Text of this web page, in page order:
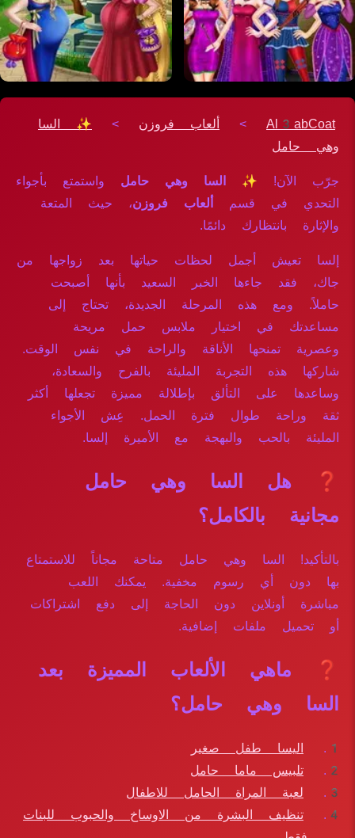
Al3abCoat
> ألعاب فروزن >
✨ السا
وهي حامل
جرّب الآن! ✨ السا وهي حامل واستمتع بأجواء
التحدي في قسم
ألعاب فروزن، حيث المتعة
والإثارة بانتظارك دائمًا.
إلسا تعيش أجمل لحظات حياتها بعد زواجها من
جاك، فقد جاءها الخبر السعيد بأنها أصبحت
حاملاً. ومع هذه المرحلة الجديدة، تحتاج إلى
مساعدتك في اختيار ملابس حمل مريحة
وعصرية تمنحها الأناقة والراحة في نفس الوقت.
شاركها هذه التجربة المليئة بالفرح والسعادة،
وساعدها على التألق بإطلالة مميزة تجعلها أكثر
ثقة وراحة طوال فترة الحمل. عِش الأجواء
المليئة بالحب والبهجة مع الأميرة إلسا.
❓ هل السا وهي حامل
مجانية بالكامل؟
بالتأكيد! السا وهي حامل متاحة مجاناً للاستمتاع
بها دون أي رسوم مخفية. يمكنك اللعب
مباشرة أونلاين دون الحاجة إلى دفع اشتراكات
أو تحميل ملفات إضافية.
❓ ماهي الألعاب المميزة بعد
السا وهي حامل؟
اليسا طفل صغير
تلبيس ماما حامل
لعبة المراة الحامل للاطفال
تنظيف البشرة من الاوساخ والحبوب للبنات